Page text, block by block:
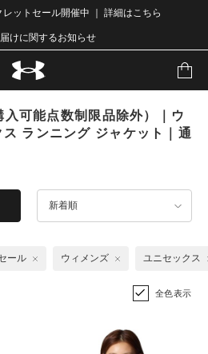
レットセール開催中 ｜ 詳細はこちら
けに関するお知らせ
可能点数制限品除外）｜ウ
ランニング ジャケット｜通
新着順
ール ウィメンズ ユニセックス
全色表示